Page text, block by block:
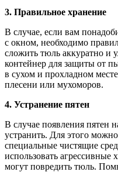
3. Правильное хранение
В случае, если вам
с окном, необходимо
сложить тюль аккуратно и
контейнер для защиты от
в сухом и прохладном
плесени или мухоморов.
4. Устранение пятен
В случае появления пятен
устранить. Для этого
специальные чистящие
использовать агрессивные
могут повредить тюль.